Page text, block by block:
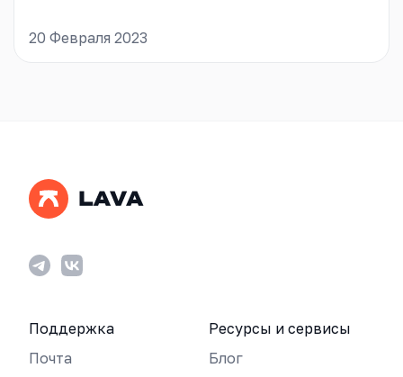
20 Февраля 2023
Поддержка
Почта
Ресурсы и сервисы
Блог